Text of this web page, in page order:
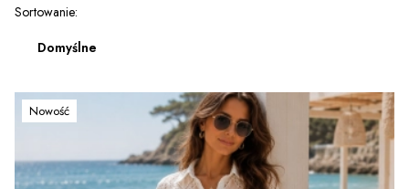
Lista produktów
Sortowanie:
Domyślne
Nowość